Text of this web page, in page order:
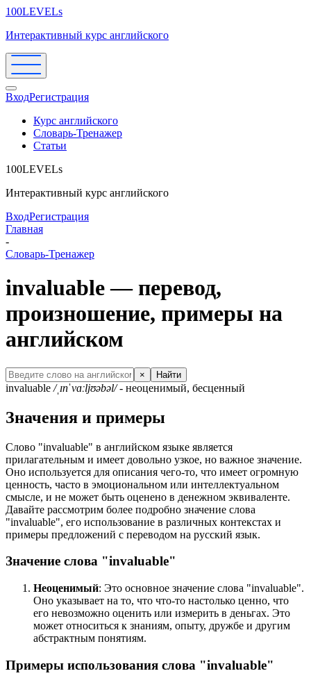
100LEVELs
Интерактивный курс английского
ВходРегистрация
Курс английского
Словарь-Тренажер
Статьи
100LEVELs
Интерактивный курс английского
ВходРегистрация
Главная
-
Словарь-Тренажер
invaluable — перевод,
произношение, примеры на
английском
× Найти
invaluable /ˌɪnˈvɑːljʊəbəl/- неоценимый, бесценный
Значения и примеры
Слово "invaluable" в английском языке является
прилагательным и имеет довольно узкое, но важное значение.
Оно используется для описания чего-то, что имеет огромную
ценность, часто в эмоциональном или интеллектуальном
смысле, и не может быть оценено в денежном эквиваленте.
Давайте рассмотрим более подробно значение слова
"invaluable", его использование в различных контекстах и
примеры предложений с переводом на русский язык.
Значение слова "invaluable"
Неоценимый: Это основное значение слова "invaluable".
Оно указывает на то, что что-то настолько ценно, что
его невозможно оценить или измерить в деньгах. Это
может относиться к знаниям, опыту, дружбе и другим
абстрактным понятиям.
Примеры использования слова "invaluable"